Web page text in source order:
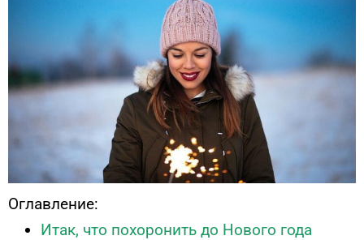
Оглавление:
Итак, что похоронить до Нового года